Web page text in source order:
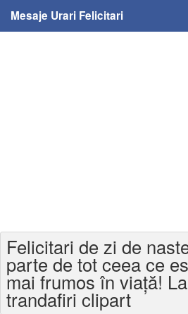
Mesaje Urari Felicitari
Felicitari varsta
Felicitari zilele anului
Felicitari de zi de
parte de tot ceea ce
mai frumos în viață!
trandafiri clipart